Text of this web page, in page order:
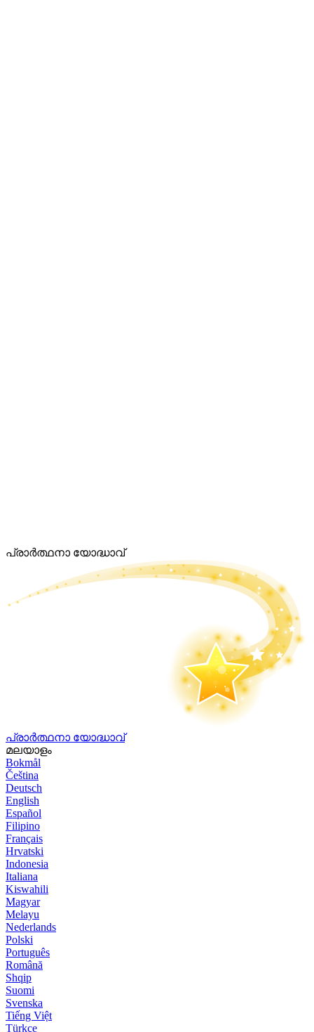
പ്രാർത്ഥനാ യോദ്ധാവ്
പ്രാർത്ഥനാ യോദ്ധാവ്
മലയാളം
Bokmål
Čeština
Deutsch
English
Español
Filipino
Français
Hrvatski
Indonesia
Italiana
Kiswahili
Magyar
Melayu
Nederlands
Polski
Português
Română
Shqip
Suomi
Svenska
Tiếng Việt
Türkçe